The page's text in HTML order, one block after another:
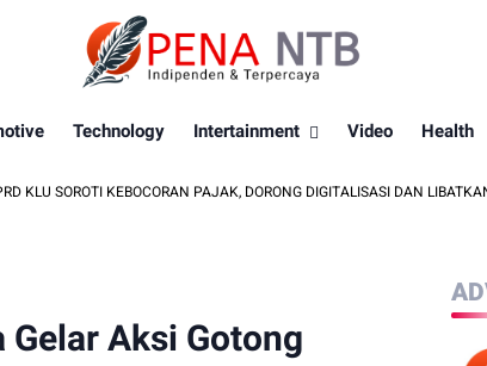
Technology Intertainment Video Health
KEBOCORAN PAJAK, DORONG DIGITALISASI DAN LIBATKAN KEPALA
Aksi Gotong